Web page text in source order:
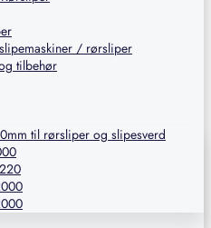
/ rørsliper
tilbehør
til rørsliper og slipesverd